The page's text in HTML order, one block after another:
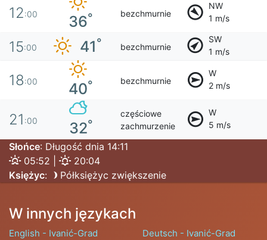
12:00 36° bezchmurnie
NW
1 m/s
15:00 41° bezchmurnie
SW
1 m/s
18:00 40° bezchmurnie
W
2 m/s
21 :00 32°
częściowe
zachmurzenie
W
5 m/s
Słońce: Długość dnia 14:11
05:52 |
20:04
Księżyc: Półksiężyc zwiększenie
W innych językach
English - Ivanić-Grad
Deutsch - Ivanić-Grad